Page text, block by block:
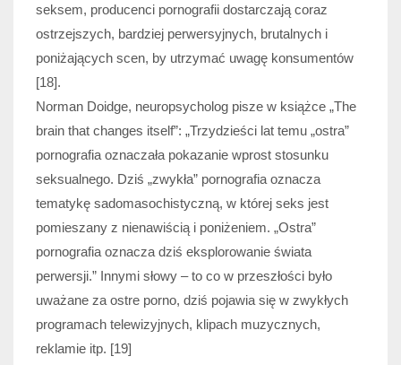
seksem, producenci pornografii dostarczają coraz
ostrzejszych, bardziej perwersyjnych, brutalnych i
poniżających scen, by utrzymać uwagę konsumentów
[18].
Norman Doidge, neuropsycholog pisze w książce „The
brain that changes itself”: „Trzydzieści lat temu „ostra”
pornografia oznaczała pokazanie wprost stosunku
seksualnego. Dziś „zwykła” pornografia oznacza
tematykę sadomasochistyczną, w której seks jest
pomieszany z nienawiścią i poniżeniem. „Ostra”
pornografia oznacza dziś eksplorowanie świata
perwersji.” Innymi słowy – to co w przeszłości było
uważane za ostre porno, dziś pojawia się w zwykłych
programach telewizyjnych, klipach muzycznych,
reklamie itp. [19]